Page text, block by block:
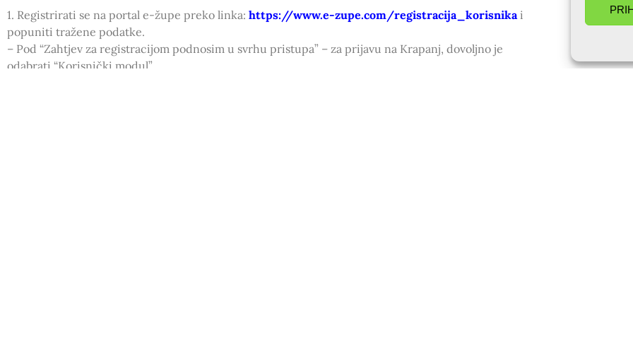
1. Registrirati se na portal e-župe preko linka: https://www.e-zupe.com/registracija_korisnika i
popuniti tražene podatke.
– Pod “Zahtjev za registracijom podnosim u svrhu pristupa” – za prijavu na Krapanj, dovoljno je
odabrati “Korisnički modul”.